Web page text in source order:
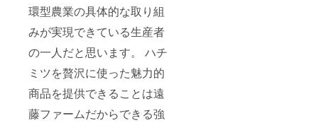
環型農業の具体的な取り組
みが実現できている生産者
の一人だと思います。 ハチ
ミツを贅沢に使った魅力的
商品を提供できることは遠
藤ファームだからできる強